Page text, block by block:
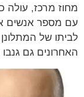
מחוז מרכז,
עם מספר אנשים
לביתו של
האחרונים גם גנבו כ-150 אלף